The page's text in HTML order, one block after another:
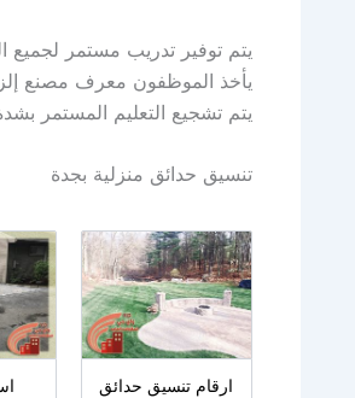
يتم توفير تدريب مستمر لجميع
يأخذ الموظفون معرف مصنع
يتم تشجيع التعليم المستمر
تنسيق حدائق منزلية بجدة
ارقام تنسيق حدائق